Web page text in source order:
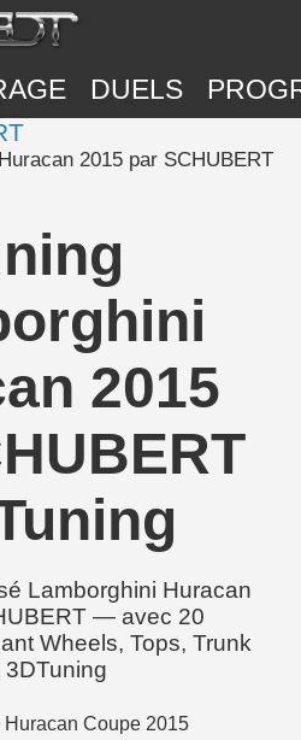
DUELS
2015 par SCHUBERT
2015
Lamborghini Huracan
— avec 20
Wheels, Tops, Trunk
3DTuning